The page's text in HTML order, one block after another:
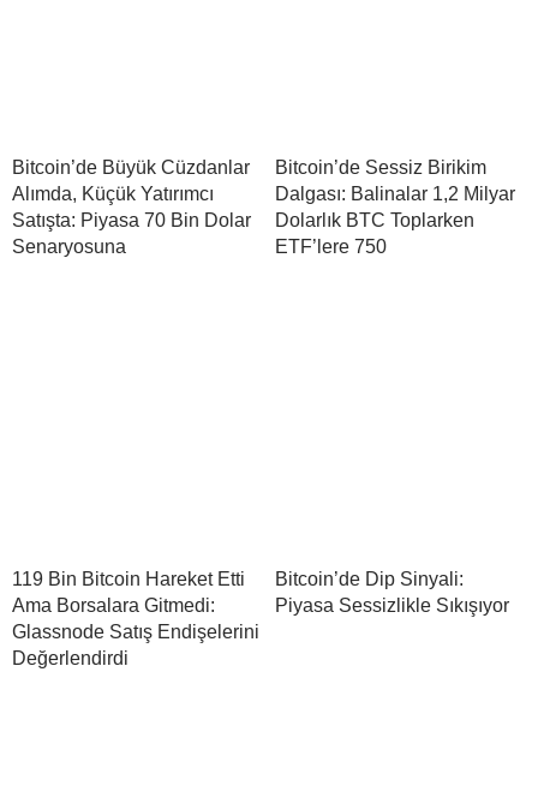
Bitcoin’de Büyük Cüzdanlar
Alımda, Küçük Yatırımcı
Satışta: Piyasa 70 Bin Dolar
Senaryosuna
Bitcoin’de Sessiz Birikim
Dalgası: Balinalar 1,2 Milyar
Dolarlık BTC Toplarken
ETF’lere 750
119 Bin Bitcoin Hareket Etti
Ama Borsalara Gitmedi:
Glassnode Satış Endişelerini
Değerlendirdi
Bitcoin’de Dip Sinyali:
Piyasa Sessizlikle Sıkışıyor